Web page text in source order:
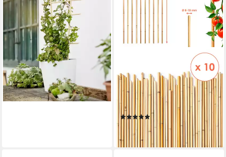
Rankhilfe Bambus Pflanzstab
für Rankgewächs 105 cm
Länge Anzahl, 10 St., Stück,
witterungsbeständig
(1)
ab 9,95 €
lieferbar - in 3-4 Werktagen bei dir